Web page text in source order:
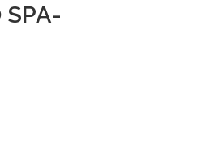
SPA-